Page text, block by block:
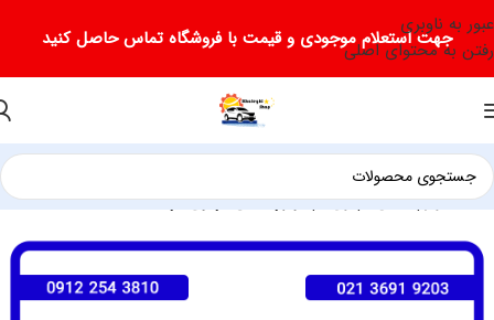
عبور به ناوبری
رفتن به محتوای اصلی
جهت استعلام موجودی و قیمت با فروشگاه تماس حاصل کنید
خانه لوازم یدکی ام وی ام لوازم یدکی ام وی ام 110